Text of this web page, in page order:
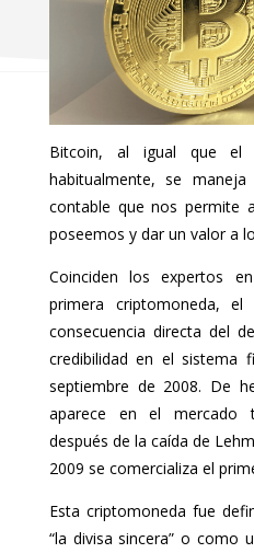
Bitcoin, al igual que el
habitualmente, se
contable que nos permite
poseemos y dar un valor a
Coinciden los expertos
primera criptomoneda,
consecuencia directa del
credibilidad en el sistema
septiembre de 2008. De
aparece en el mercado
después de la caída de
2009 se comercializa el
Esta criptomoneda fue
“la divisa sincera” o como